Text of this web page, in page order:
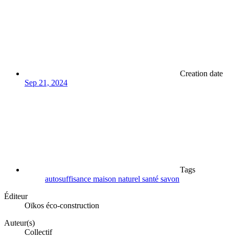
Creation date
Sep 21, 2024
Tags
autosuffisance maison naturel santé savon
Éditeur
Oïkos éco-construction
Auteur(s)
Collectif